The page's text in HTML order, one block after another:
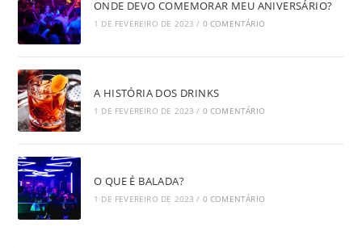
ONDE DEVO COMEMORAR MEU ANIVERSÁRIO?
1 DE FEVEREIRO DE 2023 / 0 COMENTÁRIO
A HISTÓRIA DOS DRINKS
1 DE FEVEREIRO DE 2023 / 0 COMENTÁRIO
O QUE É BALADA?
1 DE FEVEREIRO DE 2023 / 0 COMENTÁRIO